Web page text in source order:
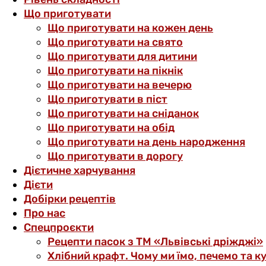
Що приготувати
Що приготувати на кожен день
Що приготувати на свято
Що приготувати для дитини
Що приготувати на пікнік
Що приготувати на вечерю
Що приготувати в піст
Що приготувати на сніданок
Що приготувати на обід
Що приготувати на день народження
Що приготувати в дорогу
Дієтичне харчування
Дієти
Добірки рецептів
Про нас
Спецпроєкти
Рецепти пасок з ТМ «Львівські дріжджі»
Хлібний крафт. Чому ми їмо, печемо та